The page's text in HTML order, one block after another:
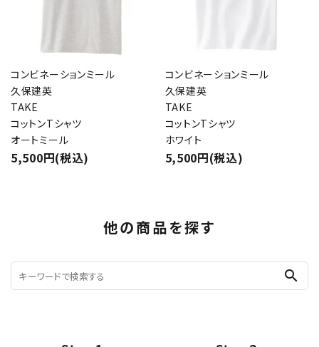
コンビネーションミール
久保建英
TAKE
コットンTシャツ
オートミール
5,500円(税込)
コンビネーションミール
久保建英
TAKE
コットンTシャツ
ホワイト
5,500円(税込)
他の商品を探す
search